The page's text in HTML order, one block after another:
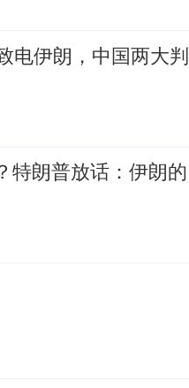
电伊朗，中国两大判
特朗普放话：伊朗的